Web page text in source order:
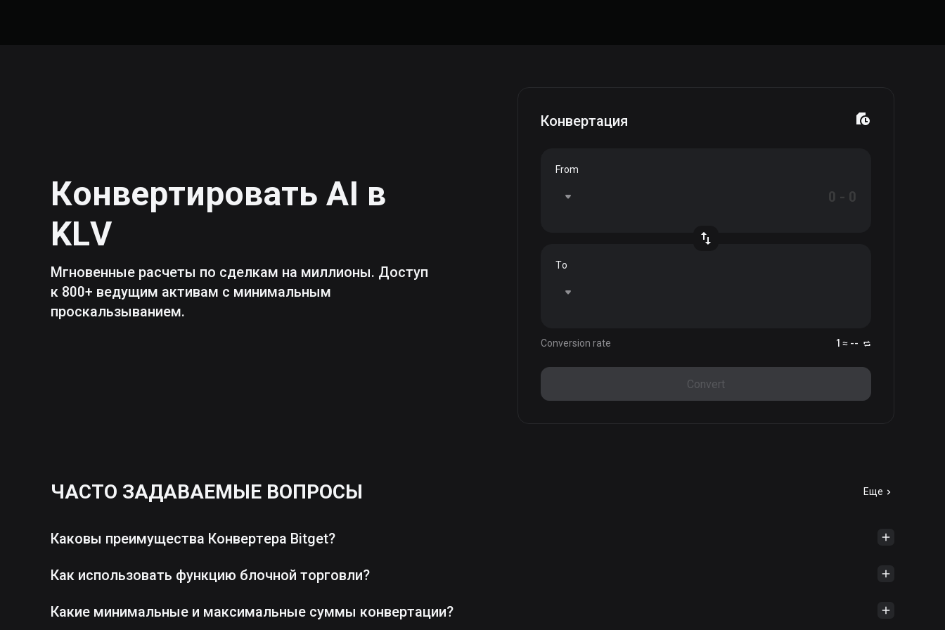
Конвертировать AI в
KLV
Мгновенные расчеты по сделкам на миллионы. Доступ
к 800+ ведущим активам с минимальным
проскальзыванием.
Конвертация
From
To
Conversion rate 1 ≈ --
Convert
ЧАСТО ЗАДАВАЕМЫЕ ВОПРОСЫ Еще
Каковы преимущества Конвертера Bitget?
Как использовать функцию блочной торговли?
Какие минимальные и максимальные суммы конвертации?